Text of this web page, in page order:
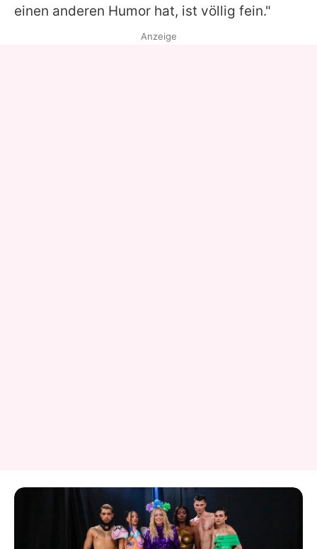
einen anderen Humor hat, ist völlig fein."
Anzeige